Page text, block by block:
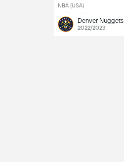
NBA (USA)
Denver Nuggets
2022/2023